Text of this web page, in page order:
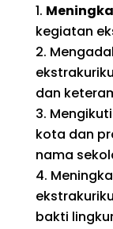
kegiatan
dan
Mengikuti
kota dan
nama
bakti